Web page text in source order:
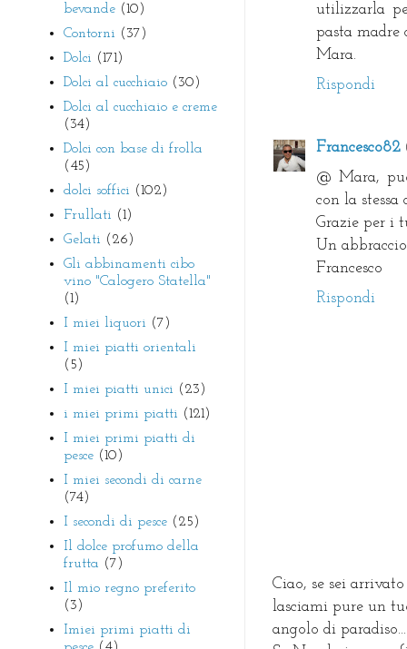
utilizzarla
pasta madre
Mara.
Rispondi
Francesco82
@ Mara,
con la
Grazie per i
Un abbraccio
Francesco
Rispondi
Ciao, se sei
lasciami pure un
angolo di paradiso...
bevande (10)
Contorni (37)
Dolci (171)
Dolci al cucchiaio (30)
Dolci al cucchiaio e creme
(34)
Dolci con base di frolla
(45)
dolci soffici (102)
Frullati (1)
Gelati (26)
Gli abbinamenti cibo
vino "Calogero Statella"
(1)
I miei liquori (7)
I miei piatti orientali
(5)
I miei piatti unici (23)
i miei primi piatti (121)
I miei primi piatti di
pesce (10)
I miei secondi di carne
(74)
I secondi di pesce (25)
Il dolce profumo della
frutta (7)
Il mio regno preferito
(3)
Imiei primi piatti di